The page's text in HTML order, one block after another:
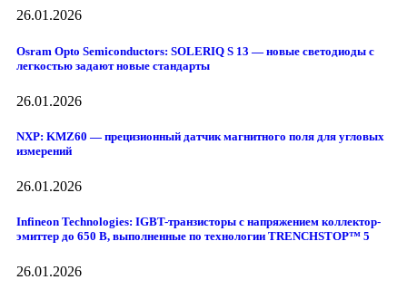
26.01.2026
Osram Opto Semiconductors: SOLERIQ S 13 — новые светодиоды с
легкостью задают новые стандарты
26.01.2026
NXP: KMZ60 — прецизионный датчик магнитного поля для угловых
измерений
26.01.2026
Infineon Technologies: IGBT-транзисторы с напряжением коллектор-
эмиттер до 650 В, выполненные по технологии TRENCHSTOP™ 5
26.01.2026